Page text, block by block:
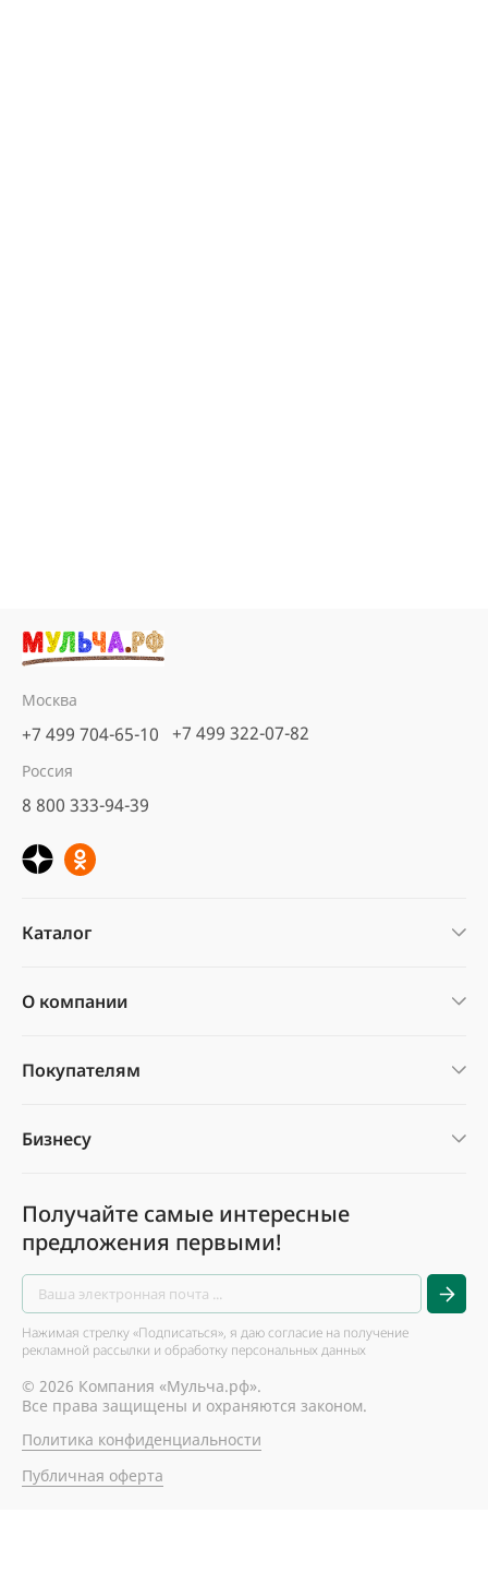
Москва
+7 499 704-65-10 +7 499 322-07-82
Россия
8 800 333-94-39
Каталог
О компании
Покупателям
Бизнесу
Получайте самые интересные
предложения первыми!
Нажимая стрелку «Подписаться», я даю согласие на получение
рекламной рассылки и обработку персональных данных
© 2026 Компания «Мульча.рф».
Все права защищены и охраняются законом.
Политика конфиденциальности
Публичная оферта